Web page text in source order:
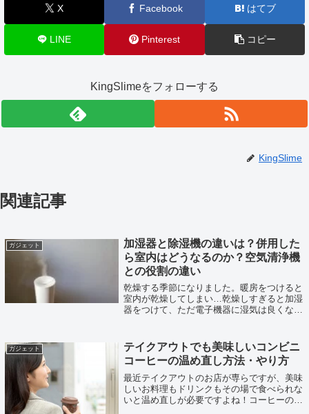
X Facebook はてブ
LINE Pinterest コピー
KingSlimeをフォローする
KingSlime
関連記事
ガジェット
加湿器と除湿機の違いは？併用した
ら室内はどうなるのか？空気清浄機
との役割の違い
乾燥する季節になりました。暖房をつけると
室内が乾燥してしまい…乾燥しすぎると加湿
器をつけて、ただ電子機器に湿気は良くない
るのでしょうか？調べてみました。
ガジェット
テイクアウトでも美味しいコンビニ
コーヒーの温め直し方法・やり方
最近テイクアウトのお店が専らですが、美味
しいお料理もドリンクもその場で食べられな
いと温め直しが必要ですよね！コーヒーの温